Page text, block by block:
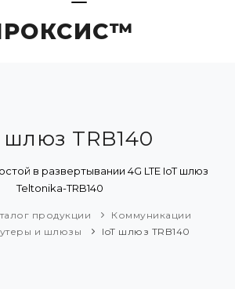
шлюз TRB140
в развертывании 4G LTE IoT шлюз
Teltonika-TRB140
продукции
Коммуникации
и шлюзы
IoT шлюз TRB140